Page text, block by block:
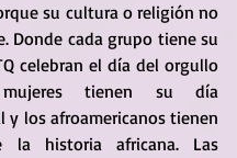
su cultura o religión no
Donde cada grupo tiene su
celebran el día del orgullo
tienen su día
y los afroamericanos tienen
la historia africana. Las